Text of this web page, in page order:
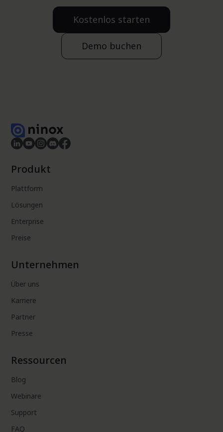
Kostenlos starten
Demo buchen
Produkt
Plattform
Lösungen
Enterprise
Preise
Unternehmen
Über uns
Karriere
Partner
Presse
Ressourcen
Blog
Webinare
Support
FAQ